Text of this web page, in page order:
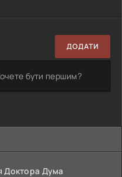
ДОДАТИ
бути першим?
Доктора Дума